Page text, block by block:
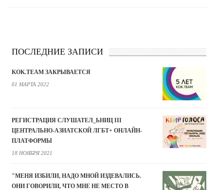
ПОСЛЕДНИЕ ЗАПИСИ
KOK.TEAM ЗАКРЫВАЕТСЯ
01 МАРТА 2022
РЕГИСТРАЦИЯ СЛУШАТЕЛ_ЬНИЦ III
ЦЕНТРАЛЬНО-АЗИАТСКОЙ ЛГБТ+ ОНЛАЙН-
ПЛАТФОРМЫ
18 НОЯБРЯ 2021
"МЕНЯ ИЗБИЛИ, НАДО МНОЙ ИЗДЕВАЛИСЬ.
ОНИ ГОВОРИЛИ, ЧТО МНЕ НЕ МЕСТО В